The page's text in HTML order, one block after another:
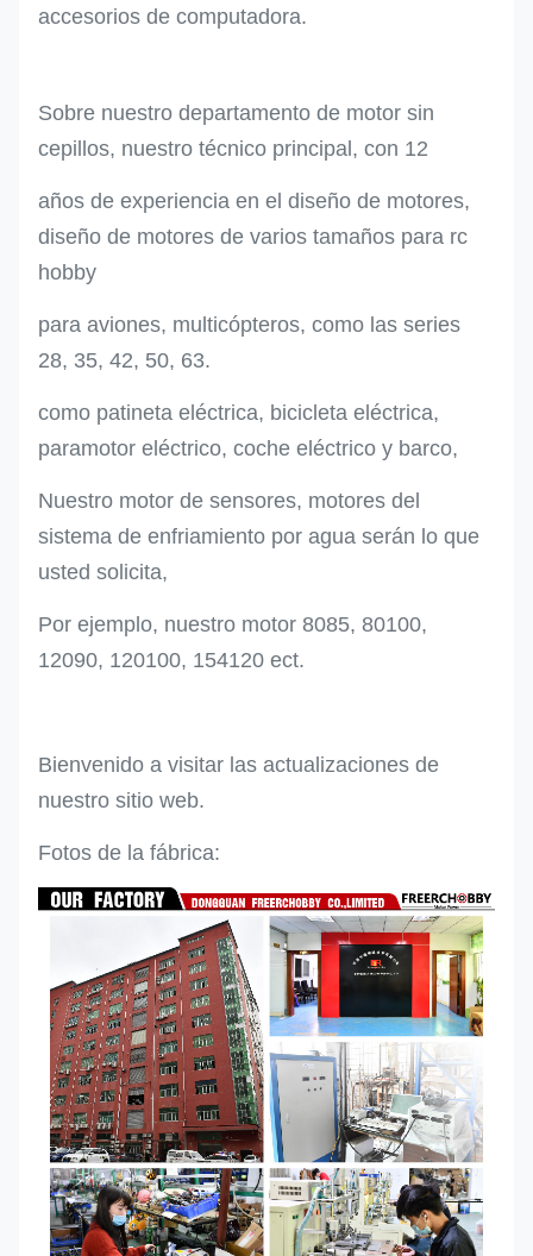
accesorios de computadora.
Sobre nuestro departamento de motor sin
cepillos, nuestro técnico principal, con 12
años de experiencia en el diseño de motores,
diseño de motores de varios tamaños para rc
hobby
para aviones, multicópteros, como las series
28, 35, 42, 50, 63.
como patineta eléctrica, bicicleta eléctrica,
paramotor eléctrico, coche eléctrico y barco,
Nuestro motor de sensores, motores del
sistema de enfriamiento por agua serán lo que
usted solicita,
Por ejemplo, nuestro motor 8085, 80100,
12090, 120100, 154120 ect.
Bienvenido a visitar las actualizaciones de
nuestro sitio web.
Fotos de la fábrica: